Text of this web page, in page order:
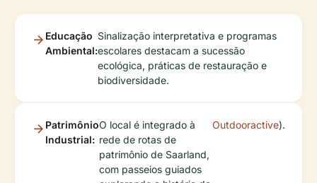
Educação
Ambiental:
Sinalização interpretativa e programas
escolares destacam a sucessão
ecológica, práticas de restauração e
biodiversidade.
Patrimônio
Industrial:
O local é integrado à
rede de rotas de
patrimônio de Saarland,
com passeios guiados
Outdooractive).